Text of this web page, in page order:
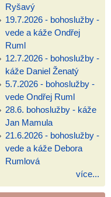
Ryšavý
19.7.2026 - bohoslužby -
vede a káže Ondřej
Ruml
12.7.2026 - bohoslužby -
káže Daniel Ženatý
5.7.2026 - bohoslužby -
vede Ondřej Ruml
28.6. bohoslužby - káže
Jan Mamula
21.6.2026 - bohoslužby -
vede a káže Debora
Rumlová
více...